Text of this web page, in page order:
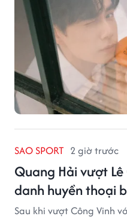
SAO SPORT 2 giờ trước
Quang Hải vượt
danh huyền thoại
Sau khi vượt Công Vinh